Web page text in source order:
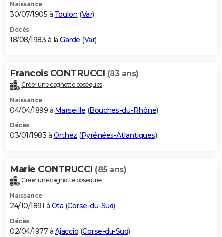
Naissance
30/07/1905 à Toulon (Var)
Décès
18/08/1983 à la Garde (Var)
Francois CONTRUCCI (83 ans)
Créer une cagnotte obsèques
Naissance
04/04/1899 à Marseille (Bouches-du-Rhône)
Décès
03/01/1983 à Orthez (Pyrénées-Atlantiques)
Marie CONTRUCCI (85 ans)
Créer une cagnotte obsèques
Naissance
24/10/1891 à Ota (Corse-du-Sud)
Décès
02/04/1977 à Ajaccio (Corse-du-Sud)